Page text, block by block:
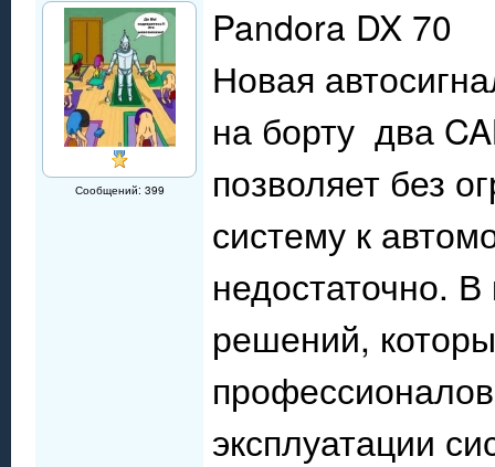
Сообщений: 399
Pandora DX 70
Новая
на борту два
позволяет без
систему к
недостаточно.
решений,
эксплуатации